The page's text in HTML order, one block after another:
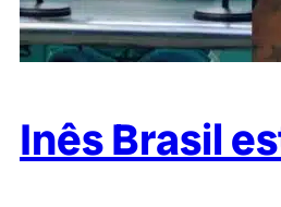
Inês Brasil